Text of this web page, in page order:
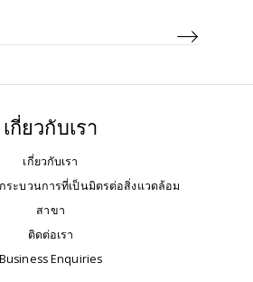
เกี่ยวกับเรา
เกี่ยวกับเรา
ระบวนการที่เป็นมิตรต่อสิ่งแวดล้อม
สาขา
ติดต่อเรา
Business Enquiries